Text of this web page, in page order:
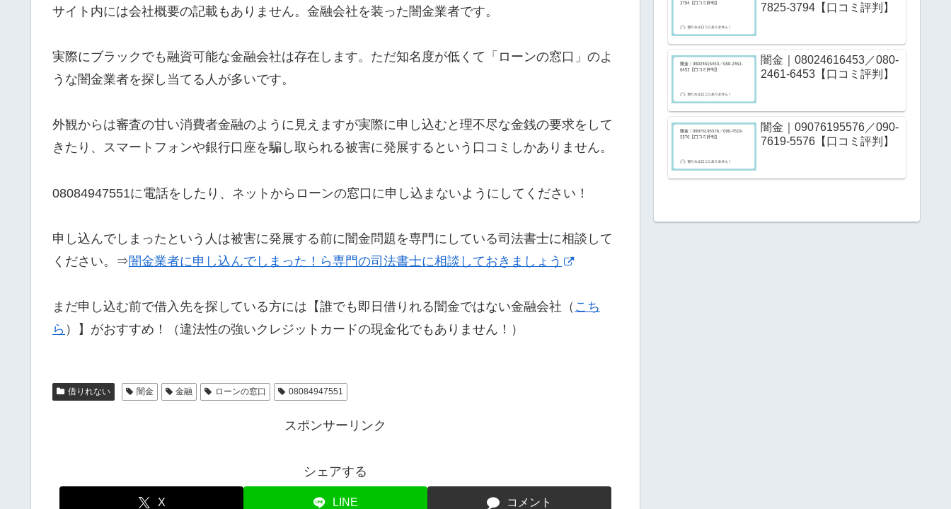
サイト内には会社概要の記載もありません。金融会社を装った闇金業者です。
実際にブラックでも融資可能な金融会社は存在します。ただ知名度が低くて「ローンの窓口」のよ
うな闇金業者を探し当てる人が多いです。
外観からは審査の甘い消費者金融のように見えますが実際に申し込むと理不尽な金銭の要求をして
きたり、スマートフォンや銀行口座を騙し取られる被害に発展するという口コミしかありません。
08084947551に電話をしたり、ネットからローンの窓口に申し込まないようにしてください！
申し込んでしまったという人は被害に発展する前に闇金問題を専門にしている司法書士に相談して
ください。⇒闇金業者に申し込んでしまった！ら専門の司法書士に相談しておきましょう
まだ申し込む前で借入先を探している方には【誰でも即日借りれる闇金ではない金融会社（ こち
ら ）】がおすすめ！（違法性の強いクレジットカードの現金化でもありません！）
借りれない 闇金 金融 ローンの窓口 08084947551
スポンサーリンク
シェアする
X LINE コメント
7825-3794【口コミ評判】
闇金｜08024616453／080-
2461-6453【口コミ評判】
闇金｜09076195576／090-
7619-5576【口コミ評判】